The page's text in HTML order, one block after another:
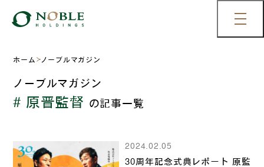
ホーム ノーブルマガジン
ノーブルマガジン
# 原晋監督 の記事一覧
2024.02.05
30周年記念式典レポート 原監